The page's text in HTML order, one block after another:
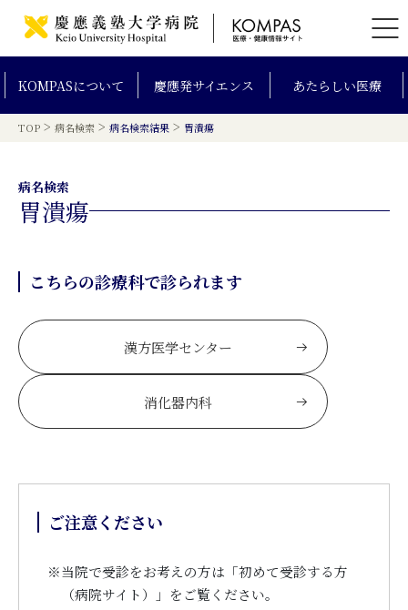
KOMPASについて 慶應発サイエンス あたらしい医療
TOP > 病名検索 > 病名検索結果 > 胃潰瘍
病名検索
胃潰瘍
こちらの診療科で診られます
漢方医学センター
消化器内科
ご注意ください
※当院で受診をお考えの方は「初めて受診する方
（病院サイト）」をご覧ください。